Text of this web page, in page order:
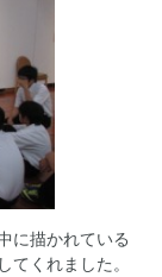
に描かれている
てくれました。